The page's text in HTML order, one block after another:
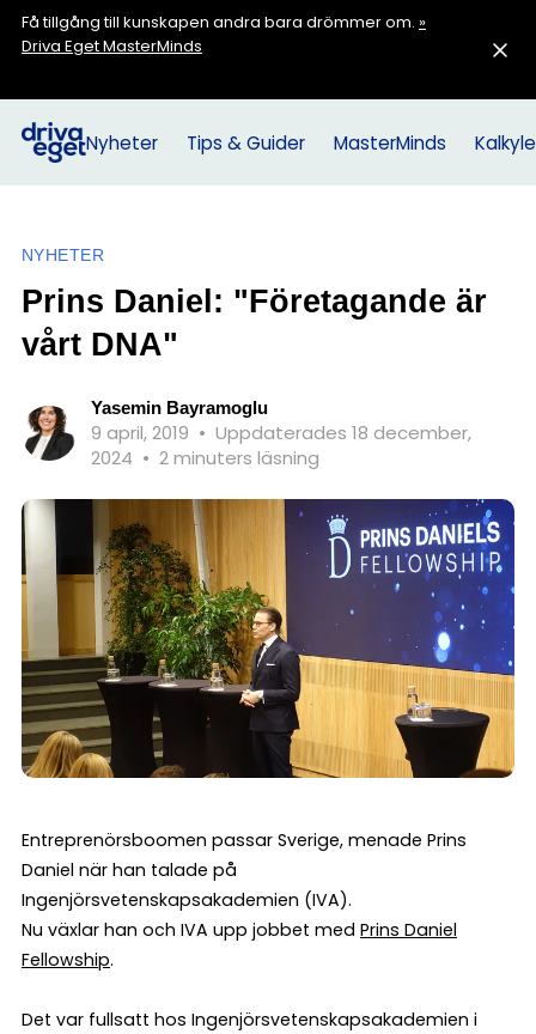
Få tillgång till kunskapen andra bara drömmer om. »
Driva Eget MasterMinds
Nyheter Tips & Guider MasterMinds
NYHETER
Prins Daniel: "Företagande är
vårt DNA"
Yasemin Bayramoglu
9 april, 2019 • Uppdaterades 18 december,
2024 • 2 minuters läsning
Entreprenörsboomen passar Sverige, menade Prins
Daniel när han talade på
Ingenjörsvetenskapsakademien (IVA).
Nu växlar han och IVA upp jobbet med Prins Daniel
Fellowship.
Det var fullsatt hos Ingenjörsvetenskapsakademien i